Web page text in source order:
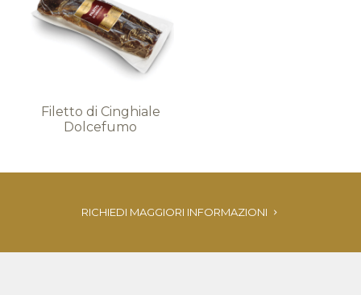
Filetto di Cinghiale
Dolcefumo
RICHIEDI MAGGIORI INFORMAZIONI